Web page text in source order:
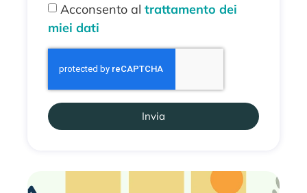
Acconsento al trattamento dei
miei dati
Invia